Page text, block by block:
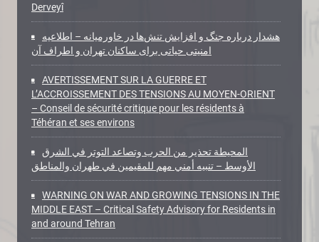
Derveyî
هشدار درباره جنگ و افزایش تنش‌ها در خاورمیانه – اطلاعیه
امنیتی حیاتی برای ساکنان تهران و اطراف آن
AVERTISSEMENT SUR LA GUERRE ET
L’ACCROISSEMENT DES TENSIONS AU MOYEN-ORIENT
– Conseil de sécurité critique pour les résidents à
Téhéran et ses environs
المحيطة تحذير من الحرب وتصاعد التوتر في الشرق
الأوسط – تنبيه أمني مهم للمقيمين في طهران والمناطق
WARNING ON WAR AND GROWING TENSIONS IN THE
MIDDLE EAST – Critical Safety Advisory for Residents in
and around Tehran